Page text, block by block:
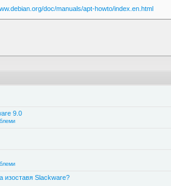
doc/manuals/apt-howto/index.en.html
9.0
изоставя Slackware?